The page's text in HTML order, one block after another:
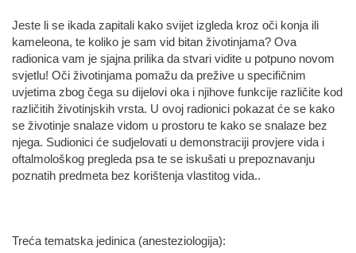
Jeste li se ikada zapitali kako svijet izgleda kroz oči konja ili
kameleona, te koliko je sam vid bitan životinjama? Ova
radionica vam je sjajna prilika da stvari vidite u potpuno novom
svjetlu! Oči životinjama pomažu da prežive u specifičnim
uvjetima zbog čega su dijelovi oka i njihove funkcije različite kod
različitih životinjskih vrsta. U ovoj radionici pokazat će se kako
se životinje snalaze vidom u prostoru te kako se snalaze bez
njega. Sudionici će sudjelovati u demonstraciji provjere vida i
oftalmološkog pregleda psa te se iskušati u prepoznavanju
poznatih predmeta bez korištenja vlastitog vida..
Treća tematska jedinica (anesteziologija):